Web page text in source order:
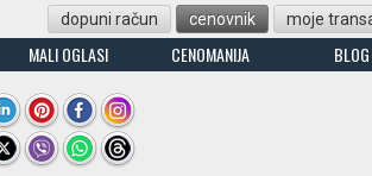
dopuni račun cenovnik moje
MALI OGLASI CENOMANIJA BLOG